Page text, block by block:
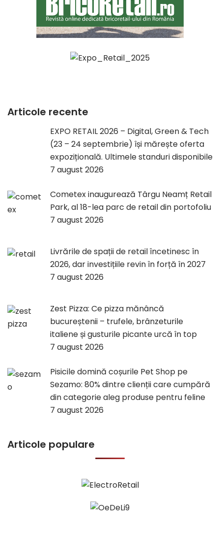
Articole recente
EXPO RETAIL 2026 – Digital, Green & Tech
(23 – 24 septembrie) își mărește oferta
expozițională. Ultimele standuri disponibile
7 august 2026
Cometex inaugurează Târgu Neamț Retail
Park, al 18-lea parc de retail din portofoliu
7 august 2026
Livrările de spații de retail încetinesc în
2026, dar investițiile revin în forță în 2027
7 august 2026
Zest Pizza: Ce pizza mănâncă
bucureștenii – trufele, brânzeturile
italiene și gusturile picante urcă în top
7 august 2026
Pisicile domină coșurile Pet Shop pe
Sezamo: 80% dintre clienții care cumpără
din categorie aleg produse pentru feline
7 august 2026
Articole populare